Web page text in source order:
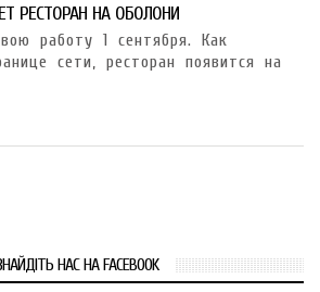
РЕСТОРАН НА ОБОЛОНИ
работу 1 сентября. Как
сети, ресторан появится на
НАС НА FACEBOOK